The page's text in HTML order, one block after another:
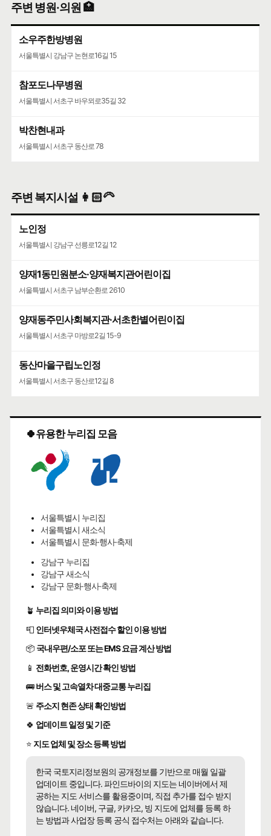
주변 병원·의원 🏥
소우주한방병원
서울특별시 강남구 논현로16길 15
참포도나무병원
서울특별시 서초구 바우뫼로35길 32
박찬현내과
서울특별시 서초구 동산로 78
주변 복지시설 👩🏻‍🦳
노인정
서울특별시 강남구 선릉로12길 12
양재1동민원분소·양재복지관어린이집
서울특별시 서초구 남부순환로 2610
양재동주민사회복지관·서초한별어린이집
서울특별시 서초구 마방로2길 15-9
동산마을구립노인정
서울특별시 서초구 동산로12길 8
🍀유용한 누리집 모음
서울특별시 누리집
서울특별시 새소식
서울특별시 문화·행사·축제
강남구 누리집
강남구 새소식
강남구 문화·행사·축제
🪴 누리집 의미와 이용 방법
📮 인터넷우체국 사전접수 할인 이용 방법
📦 국내우편/소포 또는 EMS 요금 계산 방법
📱 전화번호, 운영시간 확인 방법
🚌버스 및 고속열차 대중교통 누리집
🚨 주소지 현존 상태 확인방법
🍀 업데이트 일정 및 기준
⭐ 지도 업체 및 장소 등록 방법
한국 국토지리정보원의 공개정보를 기반으로 매월 일괄
업데이트 중입니다. 파인드바이의 지도는 네이버에서 제
공하는 지도 서비스를 활용중이며, 직접 추가를 접수 받지
않습니다. 네이버, 구글, 카카오, 빙 지도에 업체를 등록 하
는 방법과 사업장 등록 공식 접수처는 아래와 같습니다.